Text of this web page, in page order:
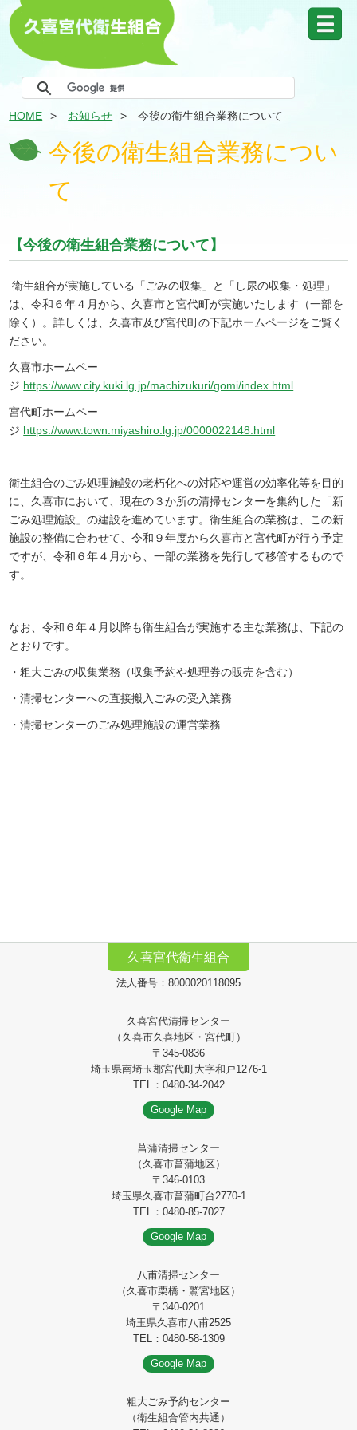
HOME お知らせ 今後の衛生組合業務について
今後の衛生組合業務につい
て
【今後の衛生組合業務について】
衛生組合が実施している「ごみの収集」と「し尿の収集・処理」
は、令和６年４月から、久喜市と宮代町が実施いたします（一部を
除く）。詳しくは、久喜市及び宮代町の下記ホームページをご覧く
ださい。
久喜市ホームペー
ジ https://www.city.kuki.lg.jp/machizukuri/gomi/index.html
宮代町ホームペー
ジ https://www.town.miyashiro.lg.jp/0000022148.html
衛生組合のごみ処理施設の老朽化への対応や運営の効率化等を目的
に、久喜市において、現在の３か所の清掃センターを集約した「新
ごみ処理施設」の建設を進めています。衛生組合の業務は、この新
施設の整備に合わせて、令和９年度から久喜市と宮代町が行う予定
ですが、令和６年４月から、一部の業務を先行して移管するもので
す。
なお、令和６年４月以降も衛生組合が実施する主な業務は、下記の
とおりです。
・粗大ごみの収集業務（収集予約や処理券の販売を含む）
・清掃センターへの直接搬入ごみの受入業務
・清掃センターのごみ処理施設の運営業務
久喜宮代衛生組合
法人番号：8000020118095
久喜宮代清掃センター
（久喜市久喜地区・宮代町）
〒345-0836
埼玉県南埼玉郡宮代町大字和戸1276-1
TEL：0480-34-2042
Google Map
菖蒲清掃センター
（久喜市菖蒲地区）
〒346-0103
埼玉県久喜市菖蒲町台2770-1
TEL：0480-85-7027
Google Map
八甫清掃センター
（久喜市栗橋・鷲宮地区）
〒340-0201
埼玉県久喜市八甫2525
TEL：0480-58-1309
Google Map
粗大ごみ予約センター
（衛生組合管内共通）